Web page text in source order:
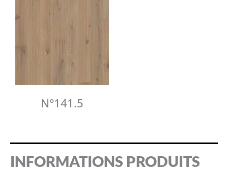
N°141.5
INFORMATIONS PRODUITS